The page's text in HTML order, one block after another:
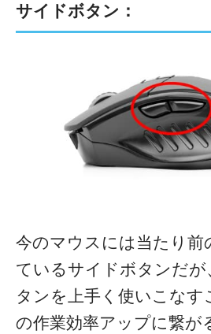
サイドボタン：
今のマウスには当たり前
ているサイドボタンだ
タンを上手く使いこなす
の作業効率アップに繋が